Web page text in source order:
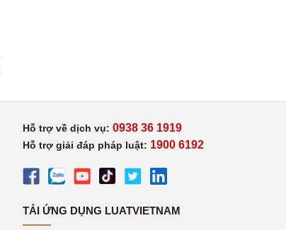
Hỗ trợ về dịch vụ: 0938 36 1919
Hỗ trợ giải đáp pháp luật: 1900 6192
TẢI ỨNG DỤNG LUATVIETNAM